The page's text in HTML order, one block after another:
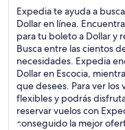
Expedia te ayuda a
Dollar en línea.
para tu boleto a Dollar y
Busca entre las cientos
necesidades. Expedia
Dollar en Escocia,
que desees. Para ver
flexibles y podrás
reservar vuelos con
conseguido la mejor